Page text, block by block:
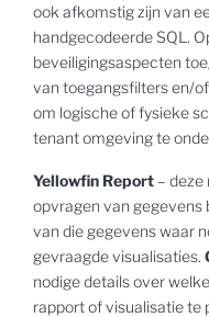
ook afkomstig zijn van
handgecodeerde SQL.
beveiligingsaspecten
van toegangsfilters en/
om logische of fysieke
tenant omgeving te
Yellowfin Report –
opvragen van gegevens
van die gegevens waar
gevraagde visualisaties.
nodige details over
rapport of visualisatie te